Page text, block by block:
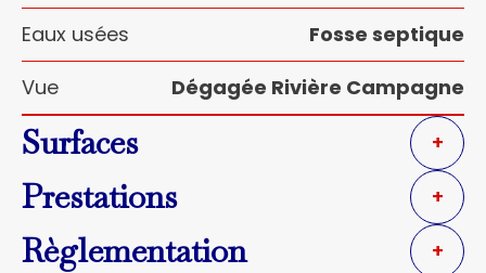
Eaux usées
Fosse septique
Vue
Dégagée Rivière Campagne
Surfaces +
Prestations +
Règlementation +